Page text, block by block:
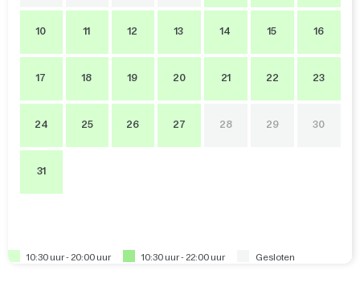
10 11 12 13 14 15 16
17 18 19 20 21 22 23
24 25 26 27 28 29 30
31
10:30 uur - 20:00 uur 10:30 uur - 22:00 uur Gesloten